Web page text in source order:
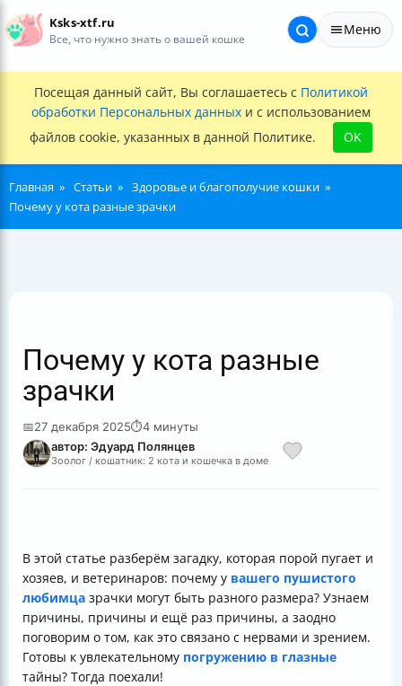
Ksks-xtf.ru
Все, что нужно знать о вашей кошке
Меню
Посещая данный сайт, Вы соглашаетесь с Политикой
обработки Персональных данных и с использованием
файлов cookie, указанных в данной Политике.
OK
Главная Статьи
Здоровье и благополучие кошки
Почему у кота разные зрачки
Почему у кота разные
зрачки
📅27 декабря 2025⏱4 минуты
автор: Эдуард Полянцев
Зоолог / кошатник: 2 кота и кошечка в доме
В этой статье разберём загадку, которая порой пугает и
хозяев, и ветеринаров: почему у вашего пушистого
любимца зрачки могут быть разного размера? Узнаем
причины, причины и ещё раз причины, а заодно
поговорим о том, как это связано с нервами и зрением.
Готовы к увлекательному погружению в глазные
тайны? Тогда поехали!